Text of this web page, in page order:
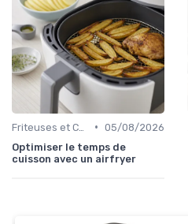
• 05/08/2026
Optimiser le temps de
cuisson avec un airfryer